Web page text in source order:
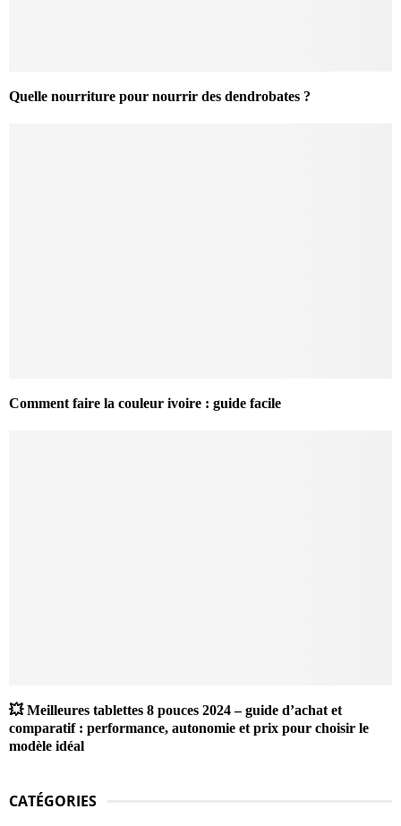
Quelle nourriture pour nourrir des dendrobates ?
Comment faire la couleur ivoire : guide facile
💥 Meilleures tablettes 8 pouces 2024 – guide d’achat et
comparatif : performance, autonomie et prix pour choisir le
modèle idéal
CATÉGORIES